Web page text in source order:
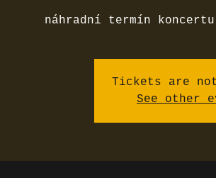
náhradní termín koncertu s
Tickets are
See other